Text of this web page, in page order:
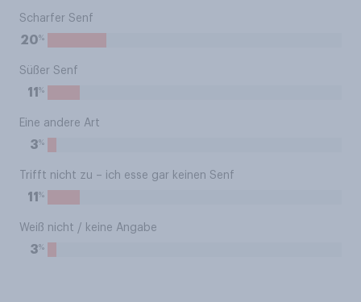
Scharfer Senf
20%
Süßer Senf
11 %
Eine andere Art
3%
Trifft nicht zu – ich esse gar keinen Senf
11 %
Weiß nicht / keine Angabe
3%